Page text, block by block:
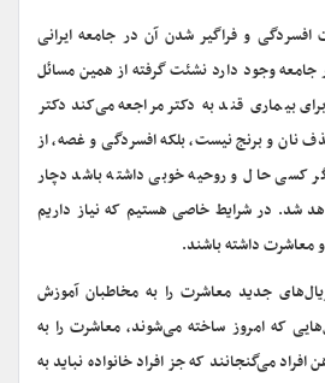
افسردگی و فراگیر شدن آن در جامعه ایرانی
وجود دارد نشئت گرفته از همین مسائل
بیماری قند به دکتر مراجعه می‌کند دکتر
نان و برنج نیست، بلکه افسردگی و غصه، از
کسی حال و روحیه خوبی داشته باشد دچار
شد. در شرایط خاصی هستیم که نیاز داریم
معاشرت داشته باشند.
جدید معاشرت را به مخاطبان آموزش
که امروز ساخته می‌شوند، معاشرت را به
می‌گنجانند که جز افراد خانواده نباید به